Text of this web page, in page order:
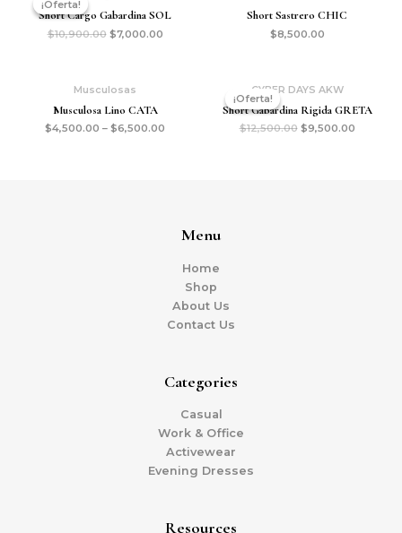
¡Oferta!
¡Oferta!
Short Cargo Gabardina SOL
$10,900.00 $7,000.00
Short Sastrero CHIC
$8,500.00
Musculosas
Musculosa Lino CATA
$4,500.00 – $6,500.00
¡Oferta!
¡Oferta!
CYBER DAYS AKW
Short Gabardina Rigida GRETA
$12,500.00 $9,500.00
Menu
Home
Shop
About Us
Contact Us
Categories
Casual
Work & Office
Activewear
Evening Dresses
Resources